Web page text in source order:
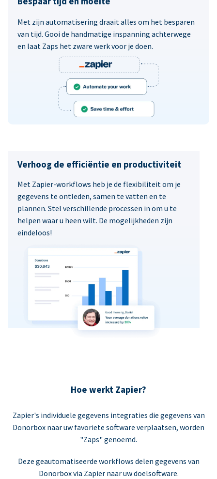
Met zijn automatisering draait alles om het besparen
van tijd. Gooi de handmatige inspanning achterwege
en laat Zaps het zware werk voor je doen.
Verhoog de efficiëntie en productiviteit
Met Zapier-workflows heb je de flexibiliteit om je
gegevens te ontleden, samen te vatten en te
plannen. Stel verschillende processen in om u te
helpen waar u heen wilt. De mogelijkheden zijn
eindeloos!
Hoe werkt Zapier?
Zapier's individuele gegevens integraties die gegevens van
Donorbox naar uw favoriete software verplaatsen, worden
"Zaps" genoemd.
Deze geautomatiseerde workflows delen gegevens van
Donorbox via Zapier naar uw doelsoftware.